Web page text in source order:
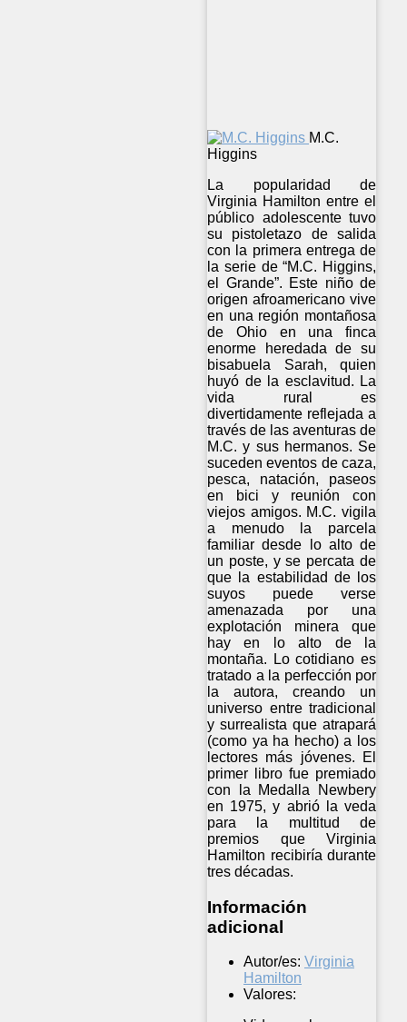
M.C.
Higgins
La popularidad de
Virginia Hamilton entre el
público adolescente tuvo
su pistoletazo de salida
con la primera entrega de
la serie de “M.C. Higgins,
el Grande”. Este niño de
origen afroamericano vive
en una región montañosa
de Ohio en una finca
enorme heredada de su
bisabuela Sarah, quien
huyó de la esclavitud. La
vida rural es
divertidamente reflejada a
través de las aventuras de
M.C. y sus hermanos. Se
suceden eventos de caza,
pesca, natación, paseos
en bici y reunión con
viejos amigos. M.C. vigila
a menudo la parcela
familiar desde lo alto de
un poste, y se percata de
que la estabilidad de los
suyos puede verse
amenazada por una
explotación minera que
hay en lo alto de la
montaña. Lo cotidiano es
tratado a la perfección por
la autora, creando un
universo entre tradicional
y surrealista que atrapará
(como ya ha hecho) a los
lectores más jóvenes. El
primer libro fue premiado
con la Medalla Newbery
en 1975, y abrió la veda
para la multitud de
premios que Virginia
Hamilton recibiría durante
tres décadas.
Información
adicional
Autor/es: Virginia
Hamilton
Valores: